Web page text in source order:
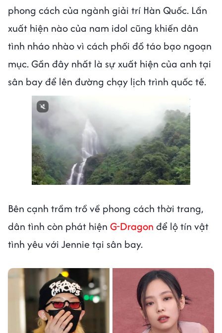
phong cách của ngành giải trí Hàn Quốc. Lần
xuất hiện nào của nam idol cũng khiến dân
tình nháo nhào vì cách phối đồ táo bạo ngoạn
mục. Gần đây nhất là sự xuất hiện của anh tại
sân bay để lên đường chạy lịch trình quốc tế.
Next video in 1 Cancel
Bên cạnh trầm trồ về phong cách thời trang,
dân tình còn phát hiện G-Dragon để lộ tín vật
tình yêu với Jennie tại sân bay.